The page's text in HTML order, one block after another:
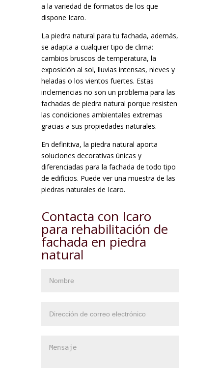
a la variedad de formatos de los que
dispone Icaro.
La piedra natural para tu fachada, además,
se adapta a cualquier tipo de clima:
cambios bruscos de temperatura, la
exposición al sol, lluvias intensas, nieves y
heladas o los vientos fuertes. Estas
inclemencias no son un problema para las
fachadas de piedra natural porque resisten
las condiciones ambientales extremas
gracias a sus propiedades naturales.
En definitiva, la piedra natural aporta
soluciones decorativas únicas y
diferenciadas para la fachada de todo tipo
de edificios. Puede ver una muestra de las
piedras naturales de Icaro.
Contacta con Icaro
para rehabilitación de
fachada en piedra
natural